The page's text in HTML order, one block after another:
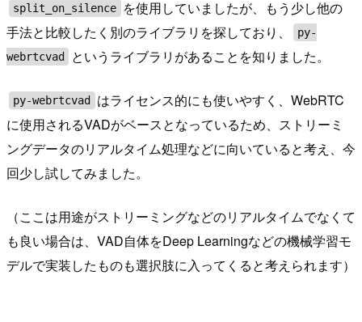
split_on_silence
を使用していましたが、もう少し他の
手法と比較したく別のライブラリを探しており、
py-
webrtcvad
というライブラリがあることを知りました。
py-webrtcvad
はライセンス的にも使いやすく、WebRTC
に使用されるVADがベースとなっているため、ストリーミ
ングデータのリアルタイム処理などに向いていると考え、今
回少し試してみました。
（ここは用途がストリーミングなどのリアルタイムでなくて
も良い場合は、VAD自体をDeep Learningなどの機械学習モ
デルで実装したものも選択肢に入ってくると考えられます）